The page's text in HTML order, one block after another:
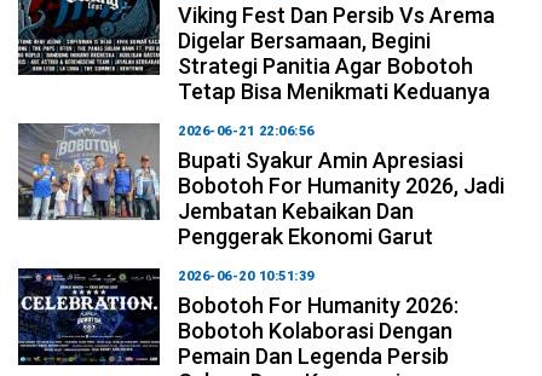
Viking Fest Dan Persib Vs Arema
Digelar Bersamaan, Begini
Strategi Panitia Agar Bobotoh
Tetap Bisa Menikmati Keduanya
2026-06-21 22:06:56
Bupati Syakur Amin Apresiasi
Bobotoh For Humanity 2026, Jadi
Jembatan Kebaikan Dan
Penggerak Ekonomi Garut
2026-06-20 10:51:39
Bobotoh For Humanity 2026:
Bobotoh Kolaborasi Dengan
Pemain Dan Legenda Persib